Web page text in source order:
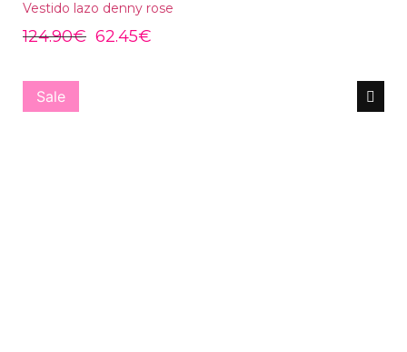
Vestido lazo denny rose
124.90€ 62.45€
Sale